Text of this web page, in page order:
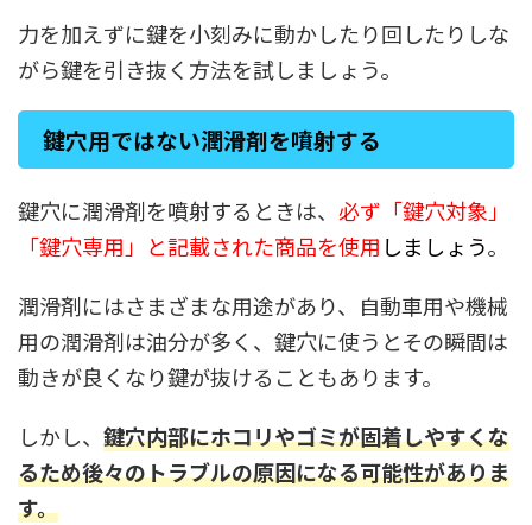
力を加えずに鍵を小刻みに動かしたり回したりしな
がら鍵を引き抜く方法を試しましょう。
鍵穴用ではない潤滑剤を噴射する
鍵穴に潤滑剤を噴射するときは、 必ず「鍵穴対象」
「鍵穴専用」と記載された商品を使用 しましょう。
潤滑剤にはさまざまな用途があり、自動車用や機械
用の潤滑剤は油分が多く、鍵穴に使うとその瞬間は
動きが良くなり鍵が抜けることもあります。
しかし、 鍵穴内部にホコリやゴミが固着しやすくな
るため後々のトラブルの原因になる可能性がありま
す。